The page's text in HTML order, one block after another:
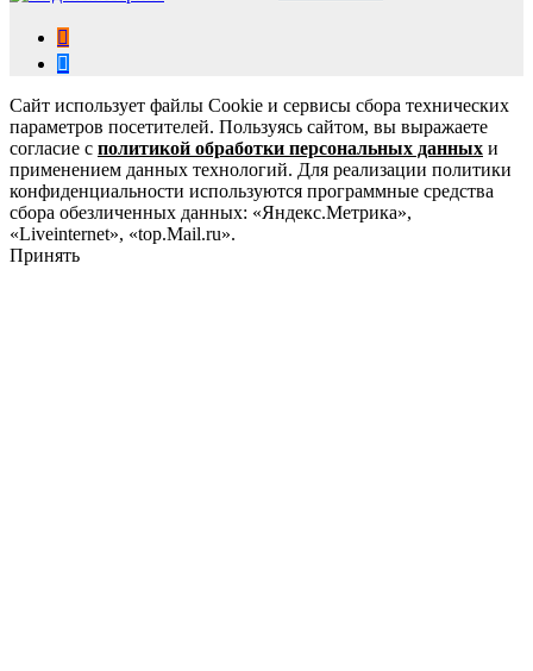
Сайт использует файлы Cookie и сервисы сбора технических
параметров посетителей. Пользуясь сайтом, вы выражаете
согласие с политикой обработки персональных данных и
применением данных технологий. Для реализации политики
конфиденциальности используются программные средства
сбора обезличенных данных: «Яндекс.Метрика»,
«Liveinternet», «top.Mail.ru».
Принять